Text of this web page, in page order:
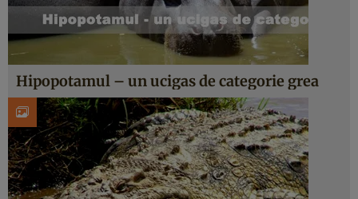
Hipopotamul – un ucigas de categorie grea